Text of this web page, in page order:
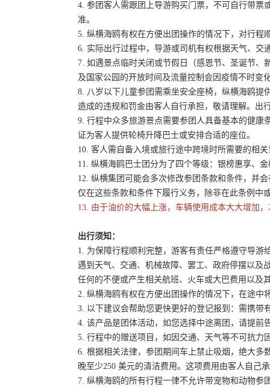
4. 参团客人需跟团上导游购买门票，不可自行带票
准。
5. 纵横海鸥有权在方便出团操作的情况下，对行
6. 实际出行过程中，导游或司机有权根据天气、
7. 如遇景点临时关闭或节假日（感恩节、圣诞节
及国家公园的开放时间及流量控制会因疫情不时变
8. 八岁以下儿童参团需乘坐安全座椅，纵横海鸥提
造成的违规和罚金由客人自行承担，敬请理解。出
9. 行程中众多旅游景点需要参团人具备基本的健
证为客人提供轮椅升降巴士或安排合适的座位。
10. 客人需自备入境或旅行途中跨境时所需要的相
11. 纵横海鸥巴士团分为了四个等级：银榜惠享、
12. 纵横集团可能会多次修改参团条款和条件，并
仅在这些条款和条件下履行义务，除非在此条例中
13. 由于油价的大幅上涨，车辆使用成本大大增加
出行须知：
1. 为保障行程顺利完整，游客有责任严格遵守导
遇到天气、交通、机械故障、罢工、政府停摆以及
任何的不便或产生相关航班、火车或大巴费用以及
2. 纵横海鸥有权在方便出团操作的情况下，在途
3. 以下建议会帮助您更快更好的登记报到：需携
4. 该产品是团体活动，如您选择中途离团，请提
5. 行程中的赠送项目，如因交通、天气等不可抗
6. 根据相关法律，参团期间车上禁止吸烟，绝大
晚至少250 美元的清洁费用。这项费用由客人自己
7. 纵横海鸥的所有行程一律不允许带宠物和动物参